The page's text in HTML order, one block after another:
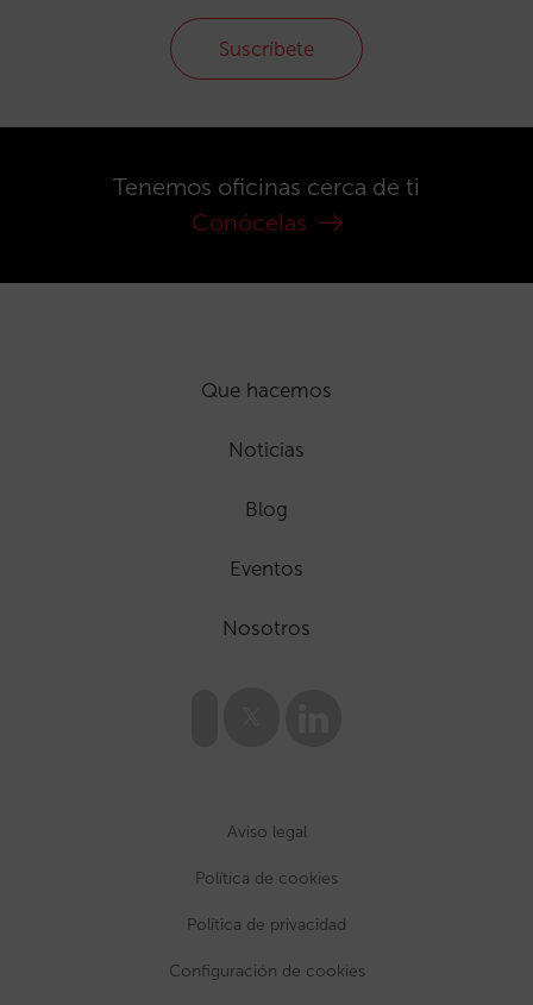
Suscríbete
Tenemos oficinas cerca de ti
Conócelas
Que hacemos
Noticias
Blog
Eventos
Nosotros
Aviso legal
Política de cookies
Política de privacidad
Configuración de cookies